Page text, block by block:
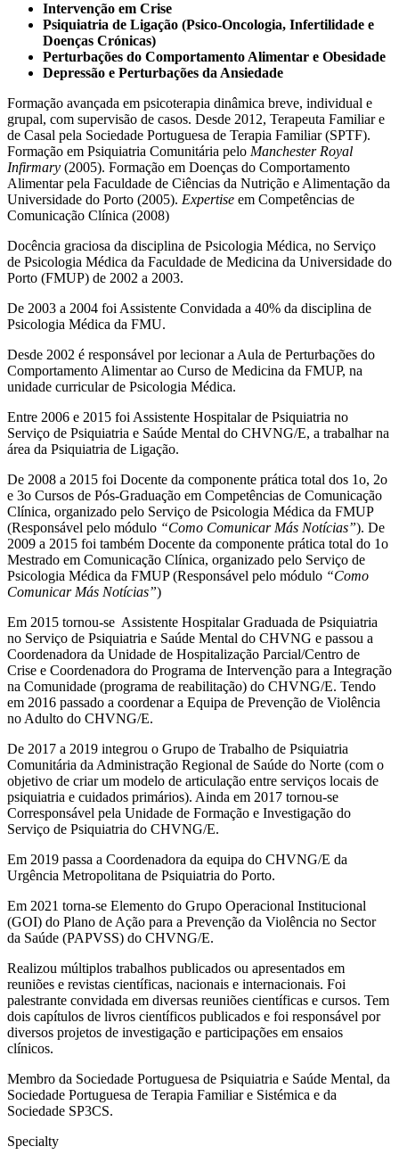
Intervenção em Crise
Psiquiatria de Ligação (Psico-Oncologia, Infertilidade e
Doenças Crónicas)
Perturbações do Comportamento Alimentar e Obesidade
Depressão e Perturbações da Ansiedade
Formação avançada em psicoterapia dinâmica breve, individual e
grupal, com supervisão de casos. Desde 2012, Terapeuta Familiar e
de Casal pela Sociedade Portuguesa de Terapia Familiar (SPTF).
Formação em Psiquiatria Comunitária pelo Manchester Royal
Infirmary (2005). Formação em Doenças do Comportamento
Alimentar pela Faculdade de Ciências da Nutrição e Alimentação da
Universidade do Porto (2005). Expertise em Competências de
Comunicação Clínica (2008)
Docência graciosa da disciplina de Psicologia Médica, no Serviço
de Psicologia Médica da Faculdade de Medicina da Universidade do
Porto (FMUP) de 2002 a 2003.
De 2003 a 2004 foi Assistente Convidada a 40% da disciplina de
Psicologia Médica da FMU.
Desde 2002 é responsável por lecionar a Aula de Perturbações do
Comportamento Alimentar ao Curso de Medicina da FMUP, na
unidade curricular de Psicologia Médica.
Entre 2006 e 2015 foi Assistente Hospitalar de Psiquiatria no
Serviço de Psiquiatria e Saúde Mental do CHVNG/E, a trabalhar na
área da Psiquiatria de Ligação.
De 2008 a 2015 foi Docente da componente prática total dos 1o, 2o
e 3o Cursos de Pós-Graduação em Competências de Comunicação
Clínica, organizado pelo Serviço de Psicologia Médica da FMUP
(Responsável pelo módulo “Como Comunicar Más Notícias”). De
2009 a 2015 foi também Docente da componente prática total do 1o
Mestrado em Comunicação Clínica, organizado pelo Serviço de
Psicologia Médica da FMUP (Responsável pelo módulo “Como
Comunicar Más Notícias”)
Em 2015 tornou-se Assistente Hospitalar Graduada de Psiquiatria
no Serviço de Psiquiatria e Saúde Mental do CHVNG e passou a
Coordenadora da Unidade de Hospitalização Parcial/Centro de
Crise e Coordenadora do Programa de Intervenção para a Integração
na Comunidade (programa de reabilitação) do CHVNG/E. Tendo
em 2016 passado a coordenar a Equipa de Prevenção de Violência
no Adulto do CHVNG/E.
De 2017 a 2019 integrou o Grupo de Trabalho de Psiquiatria
Comunitária da Administração Regional de Saúde do Norte (com o
objetivo de criar um modelo de articulação entre serviços locais de
psiquiatria e cuidados primários). Ainda em 2017 tornou-se
Corresponsável pela Unidade de Formação e Investigação do
Serviço de Psiquiatria do CHVNG/E.
Em 2019 passa a Coordenadora da equipa do CHVNG/E da
Urgência Metropolitana de Psiquiatria do Porto.
Em 2021 torna-se Elemento do Grupo Operacional Institucional
(GOI) do Plano de Ação para a Prevenção da Violência no Sector
da Saúde (PAPVSS) do CHVNG/E.
Realizou múltiplos trabalhos publicados ou apresentados em
reuniões e revistas científicas, nacionais e internacionais. Foi
palestrante convidada em diversas reuniões científicas e cursos. Tem
dois capítulos de livros científicos publicados e foi responsável por
diversos projetos de investigação e participações em ensaios
clínicos.
Membro da Sociedade Portuguesa de Psiquiatria e Saúde Mental, da
Sociedade Portuguesa de Terapia Familiar e Sistémica e da
Sociedade SP3CS.
Specialty